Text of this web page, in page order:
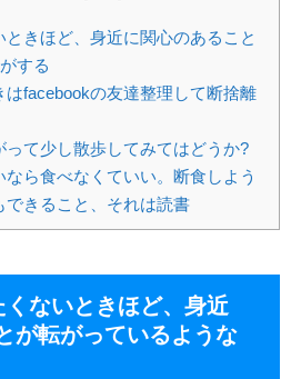
きほど、身近に関心のあること
する
facebookの友達整理して断捨離
て少し散歩してみてはどうか?
ら食べなくていい。断食しよう
きること、それは読書
ないときほど、身近
が転がっているような